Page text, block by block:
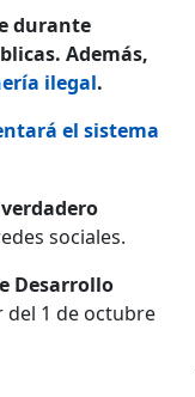
durante
Además,
ilegal.
el sistema
sociales.
Desarrollo
del 1 de octubre